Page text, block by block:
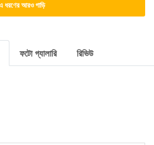
ধরণের আরও গাড়ি
ফটো গ্যালারি রিভিউ